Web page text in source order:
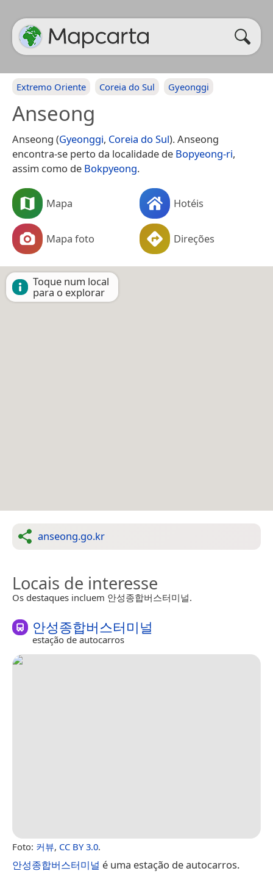
Extremo Oriente Coreia do Sul Gyeonggi
Anseong
Anseong (Gyeonggi, Coreia do Sul). Anseong
encontra-se perto da localidade de Bopyeong-ri,
assim como de Bokpyeong.
Mapa Hotéis
Mapa foto Direções
Toque num local
para o explorar
anseong.go.kr
Locais de interesse
Os destaques incluem 안성종합버스터미널.
안성종합버스터미널
estação de autocarros
Foto: 커뷰, CC BY 3.0.
안성종합버스터미널 é uma estação de autocarros.